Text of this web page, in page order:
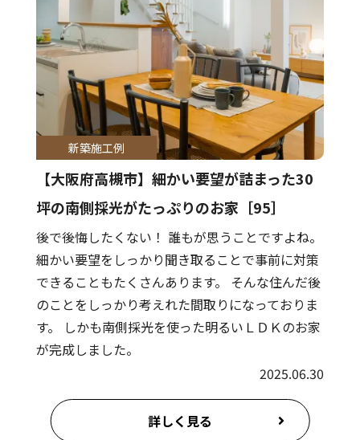
新築施工例
【大阪府高槻市】細かい要望が詰まった30
坪の南側採光がたっぷりのお家［95］
後で後悔したくない！ 誰もが思うことですよね。
細かい要望をしっかり聞き取ることで事前に対策
できることもたくさんあります。 そんな住んだ後
のことをしっかり考えれた間取りになっておりま
す。 しかも南側採光を使った明るいＬＤＫのお家
が完成しました。
2025.06.30
詳しく見る